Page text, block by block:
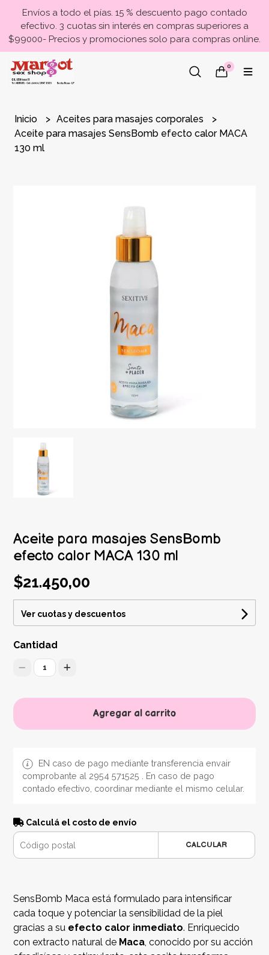
Envíos a todo el pías. 15 % descuento pago contado
efectivo. 3 cuotas sin interés en compras superiores a
$99000- Precios y promociones solo para compras online.
0
Inicio
Aceites para masajes corporales
Aceite para masajes SensBomb efecto calor MACA
130 ml
Aceite para masajes SensBomb
efecto calor MACA 130 ml
$21.450,00
Ver cuotas y descuentos
Cantidad
1
Agregar al carrito
EN caso de pago mediante transferencia envair
comprobante al 2954 571525 . En caso de pago
contado efectivo, coordinar mediante el mismo celular.
Calculá el costo de envío
CALCULAR
SensBomb Maca está formulado para intensificar
cada toque y potenciar la sensibilidad de la piel
gracias a su efecto calor inmediato. Enriquecido
con extracto natural de Maca, conocido por su acción